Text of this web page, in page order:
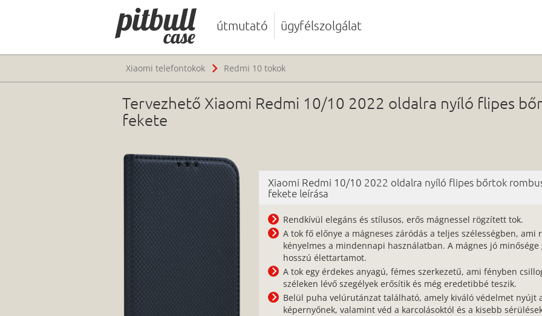
útmutató ügyfélszolgálat
Xiaomi telefontokok Redmi 10 tokok
Tervezhető Xiaomi Redmi 10/10 2022 oldalra nyíló flipes
fekete
Xiaomi Redmi 10/10 2022 oldalra nyíló flipes bőrtok
fekete leírása
Rendkívül elegáns és stílusos, erős mágnessel rögzített tok.
A tok fő előnye a mágneses záródás a teljes szélességben, ami
kényelmes a mindennapi használatban. A mágnes jó minősége
hosszú élettartamot.
A tok egy érdekes anyagú, fémes szerkezetű, ami fényben
széleken lévő szegélyek erősítik és még eredetibbé teszik.
Belül puha velúrutánzat található, amely kiváló védelmet nyújt
képernyőnek, valamint véd a karcolásoktól és a kisebb